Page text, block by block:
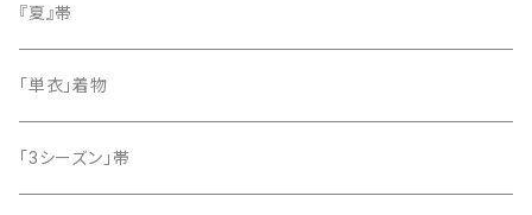
留袖
『夏』帯
「単衣」着物
「3シーズン」帯